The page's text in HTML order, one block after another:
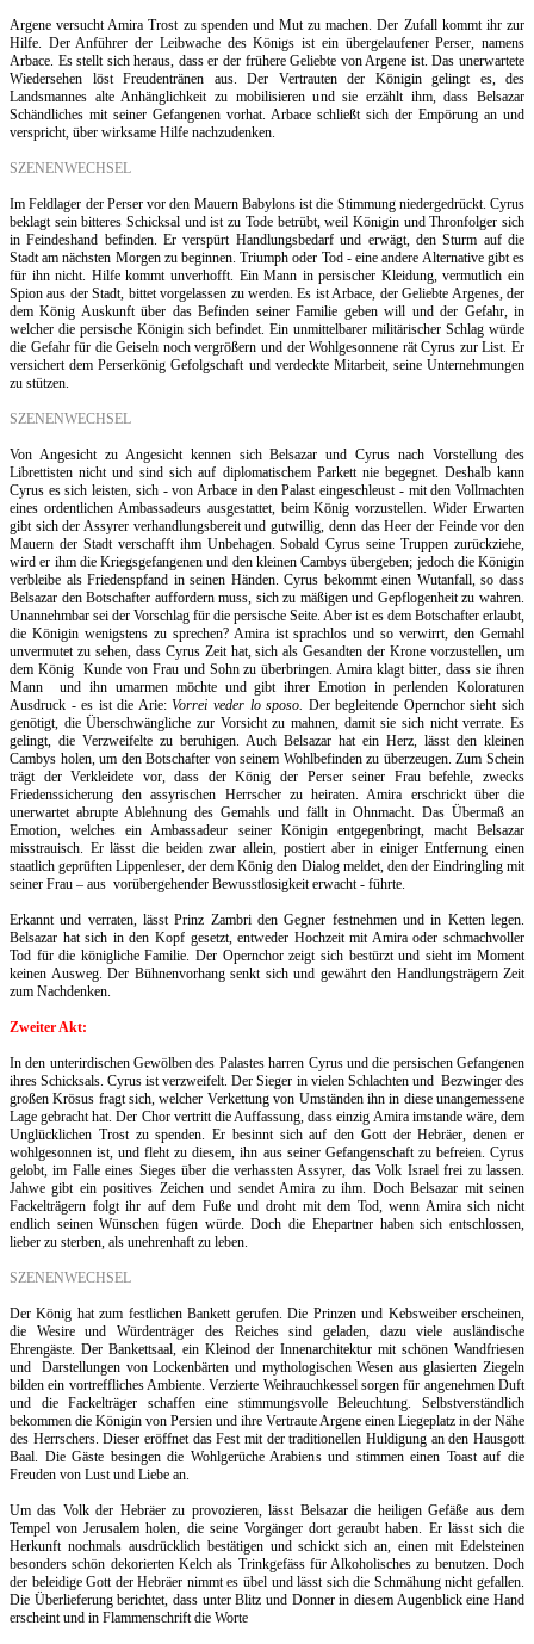
Argene versucht Amira Trost zu spenden und Mut zu machen. Der Zufall kommt ihr zur
Hilfe. Der Anführer der Leibwache des Königs ist ein übergelaufener Perser, namens
Arbace. Es stellt sich heraus, dass er der frühere Geliebte von Argene ist. Das unerwartete
Wiedersehen löst Freudentränen aus. Der Vertrauten der Königin gelingt es, des
Landsmannes alte Anhänglichkeit zu mobilisieren und sie erzählt ihm, dass Belsazar
Schändliches mit seiner Gefangenen vorhat. Arbace schließt sich der Empörung an und
verspricht, über wirksame Hilfe nachzudenken.
SZENENWECHSEL
Im Feldlager der Perser vor den Mauern Babylons ist die Stimmung niedergedrückt. Cyrus
beklagt sein bitteres Schicksal und ist zu Tode betrübt, weil Königin und Thronfolger sich
in Feindeshand befinden. Er verspürt Handlungsbedarf und erwägt, den Sturm auf die
Stadt am nächsten Morgen zu beginnen. Triumph oder Tod - eine andere Alternative gibt es
für ihn nicht. Hilfe kommt unverhofft. Ein Mann in persischer Kleidung, vermutlich ein
Spion aus der Stadt, bittet vorgelassen zu werden. Es ist Arbace, der Geliebte Argenes, der
dem König Auskunft über das Befinden seiner Familie geben will und der Gefahr, in
welcher die persische Königin sich befindet. Ein unmittelbarer militärischer Schlag würde
die Gefahr für die Geiseln noch vergrößern und der Wohlgesonnene rät Cyrus zur List. Er
versichert dem Perserkönig Gefolgschaft und verdeckte Mitarbeit, seine Unternehmungen
zu stützen.
SZENENWECHSEL
Von Angesicht zu Angesicht kennen sich Belsazar und Cyrus nach Vorstellung des
Librettisten nicht und sind sich auf diplomatischem Parkett nie begegnet. Deshalb kann
Cyrus es sich leisten, sich - von Arbace in den Palast eingeschleust - mit den Vollmachten
eines ordentlichen Ambassadeurs ausgestattet, beim König vorzustellen. Wider Erwarten
gibt sich der Assyrer verhandlungsbereit und gutwillig, denn das Heer der Feinde vor den
Mauern der Stadt verschafft ihm Unbehagen. Sobald Cyrus seine Truppen zurückziehe,
wird er ihm die Kriegsgefangenen und den kleinen Cambys übergeben; jedoch die Königin
verbleibe als Friedenspfand in seinen Händen. Cyrus bekommt einen Wutanfall, so dass
Belsazar den Botschafter auffordern muss, sich zu mäßigen und Gepflogenheit zu wahren.
Unannehmbar sei der Vorschlag für die persische Seite. Aber ist es dem Botschafter erlaubt,
die Königin wenigstens zu sprechen? Amira ist sprachlos und so verwirrt, den Gemahl
unvermutet zu sehen, dass Cyrus Zeit hat, sich als Gesandten der Krone vorzustellen, um
dem König Kunde von Frau und Sohn zu überbringen. Amira klagt bitter, dass sie ihren
Mann
und ihn umarmen möchte und gibt ihrer Emotion in perlenden Koloraturen
Ausdruck - es ist die Arie:Vorrei veder lo sposo. Der begleitende Opernchor sieht sich
genötigt, die Überschwängliche zur Vorsicht zu mahnen, damit sie sich nicht verrate. Es
gelingt, die Verzweifelte zu beruhigen. Auch Belsazar hat ein Herz, lässt den kleinen
Cambys holen, um den Botschafter von seinem Wohlbefinden zu überzeugen. Zum Schein
trägt der Verkleidete vor, dass der König der Perser seiner Frau befehle, zwecks
Friedenssicherung den assyrischen Herrscher zu heiraten. Amira erschrickt über die
unerwartet abrupte Ablehnung des Gemahls und fällt in Ohnmacht. Das Übermaß an
Emotion, welches ein Ambassadeur seiner Königin entgegenbringt, macht Belsazar
misstrauisch. Er lässt die beiden zwar allein, postiert aber in einiger Entfernung einen
staatlich geprüften Lippenleser, der dem König den Dialog meldet, den der Eindringling mit
seiner Frau – aus vorübergehender Bewusstlosigkeit erwacht - führte.
Erkannt und verraten, lässt Prinz Zambri den Gegner festnehmen und in Ketten legen.
Belsazar hat sich in den Kopf gesetzt, entweder Hochzeit mit Amira oder schmachvoller
Tod für die königliche Familie. Der Opernchor zeigt sich bestürzt und sieht im Moment
keinen Ausweg. Der Bühnenvorhang senkt sich und gewährt den Handlungsträgern Zeit
zum Nachdenken.
Zweiter Akt:
In den unterirdischen Gewölben des Palastes harren Cyrus und die persischen Gefangenen
ihres Schicksals. Cyrus ist verzweifelt. Der Sieger in vielen Schlachten und Bezwinger des
großen Krösus fragt sich, welcher Verkettung von Umständen ihn in diese unangemessene
Lage gebracht hat. Der Chor vertritt die Auffassung, dass einzig Amira imstande wäre, dem
Unglücklichen Trost zu spenden. Er besinnt sich auf den Gott der Hebräer, denen er
wohlgesonnen ist, und fleht zu diesem, ihn aus seiner Gefangenschaft zu befreien. Cyrus
gelobt, im Falle eines Sieges über die verhassten Assyrer, das Volk Israel frei zu lassen.
Jahwe gibt ein positives Zeichen und sendet Amira zu ihm. Doch Belsazar mit seinen
Fackelträgern folgt ihr auf dem Fuße und droht mit dem Tod, wenn Amira sich nicht
endlich seinen Wünschen fügen würde. Doch die Ehepartner haben sich entschlossen,
lieber zu sterben, als unehrenhaft zu leben.
SZENENWECHSEL
Der König hat zum festlichen Bankett gerufen. Die Prinzen und Kebsweiber erscheinen,
die Wesire und Würdenträger des Reiches sind geladen, dazu viele ausländische
Ehrengäste. Der Bankettsaal, ein Kleinod der Innenarchitektur mit schönen Wandfriesen
und
Darstellungen von Lockenbärten und mythologischen Wesen aus glasierten Ziegeln
bilden ein vortreffliches Ambiente. Verzierte Weihrauchkessel sorgen für angenehmen Duft
und die Fackelträger schaffen eine stimmungsvolle Beleuchtung. Selbstverständlich
bekommen die Königin von Persien und ihre Vertraute Argene einen Liegeplatz in der Nähe
des Herrschers. Dieser eröffnet das Fest mit der traditionellen Huldigung an den Hausgott
Baal. Die Gäste besingen die Wohlgerüche Arabiens und stimmen einen Toast auf die
Freuden von Lust und Liebe an.
Um das Volk der Hebräer zu provozieren, lässt Belsazar die heiligen Gefäße aus dem
Tempel von Jerusalem holen, die seine Vorgänger dort geraubt haben. Er lässt sich die
Herkunft nochmals ausdrücklich bestätigen und schickt sich an, einen mit Edelsteinen
besonders schön dekorierten Kelch als Trinkgefäss für Alkoholisches zu benutzen. Doch
der beleidige Gott der Hebräer nimmt es übel und lässt sich die Schmähung nicht gefallen.
Die Überlieferung berichtet, dass unter Blitz und Donner in diesem Augenblick eine Hand
erscheint und in Flammenschrift die Worte